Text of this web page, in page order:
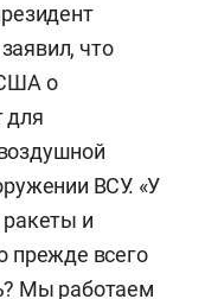
что
о
для
ВСУ. «У
ракеты и
прежде всего
Мы работаем